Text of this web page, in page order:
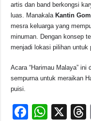
artis dan band berkongsi
luas. Manakala Kantin
mesra keluarga yang
minuman. Dengan konsep
menjadi lokasi pilihan untuk
Acara “Harimau Malaya”
sempurna untuk meraikan
puisi.
F
W
X